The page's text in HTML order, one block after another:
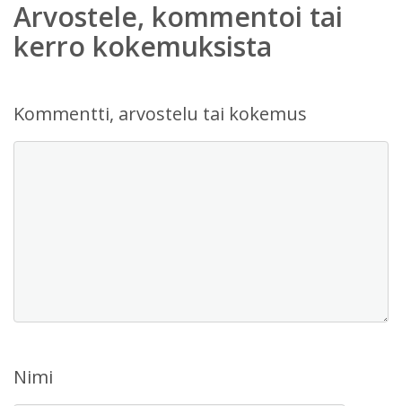
Arvostele, kommentoi tai
kerro kokemuksista
Kommentti, arvostelu tai kokemus
Nimi